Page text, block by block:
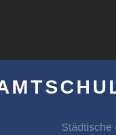
Städtische